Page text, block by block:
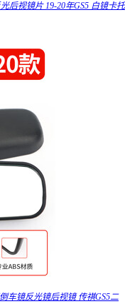
后视镜片 19-20年GS5 白镜卡托
车镜反光镜后视镜 传祺GS5二